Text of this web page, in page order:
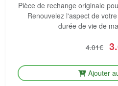
Pièce de rechange originale
Renouvelez l'aspect de
durée de vie de
4.01€
Ajouter